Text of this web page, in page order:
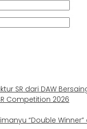
SR dari DAW
Competition 2026
“Double Winner”